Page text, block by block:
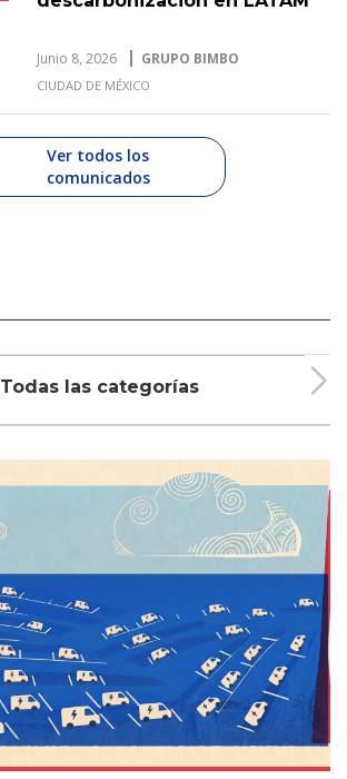
Junio 8, 2026 GRUPO BIMBO
CIUDAD DE MÉXICO
Ver todos los
comunicados
Todas las categorías